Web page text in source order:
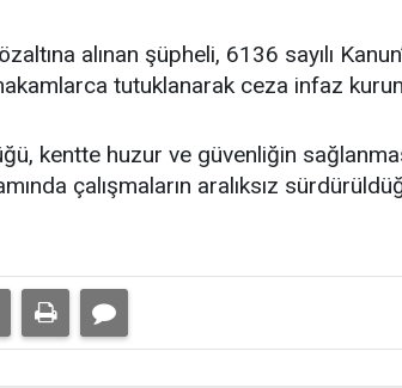
alınan şüpheli, 6136 sayılı
tutuklanarak ceza infaz
kentte huzur ve güvenliğin
çalışmaların aralıksız